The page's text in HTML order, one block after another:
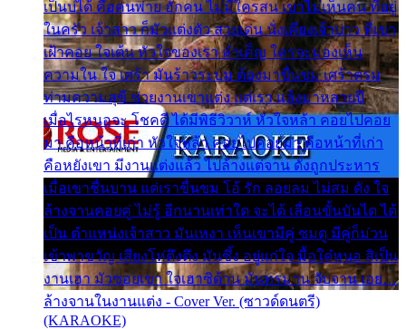
เป็นบ่ได้ คือคนพ่าย ฮักคน ไม่มีใครสน เขาไม่เห็นคน ที่อยู่
ในครัว เจ้าสาว ก็มัวแต่งตัว สวยเด่น นั่งเคียงเจ้าบ่าว ที่เขา
เฝ้าคอย ใจเต้น หัวใจของเรา ลำเค็ญ ใครจะมองเห็น
ความใน ใจ เศร้า มันร้าวระบม ต้องมาขื่นขม เศร้าตรม
ท่ามความสุขี ช่วยงานเขาแต่ง แต่เรา แล้งมาหลายปี
เมื่อไรหนอจะ โชคดี ได้มีพิธีวิวาห์ หัวใจหล้า คอยไปคอย
มา คือหน้าที่เก่า หัวใจหล้า คอยไปคอยมา คือหน้าที่เก่า
คือหยังเขา มีงานแต่งแล้ว ไปล้างแต่จาน ดั่งถูกประหาร
เมื่อเขาชื่นบาน แต่เราขื่นขม โอ้ รัก ลอยลม ไม่สม ดัง ใจ
ล้างจานคอยคู่ ไม่รู้ อีกนานเท่าใด จะได้ เลื่อนขั้นบันได ได้
เป็น ตำแหน่งเจ้าสาว มันเหงา เห็นเขามีคู่ ซมดู มีคู่ก็ม่วน
เข้าพาขวัญ เสียงโห่ตึงตึง มันซึ้ง อยู่แก่ใจ มื้อใด๋หนอ สิเป็น
งานเฮา มัวซอยเขา ใจเฮาซิด้าน มันทรมาน จับจาน เอย…
ล้างจานในงานแต่ง - Cover Ver. (ซาวด์ดนตรี)
(KARAOKE)